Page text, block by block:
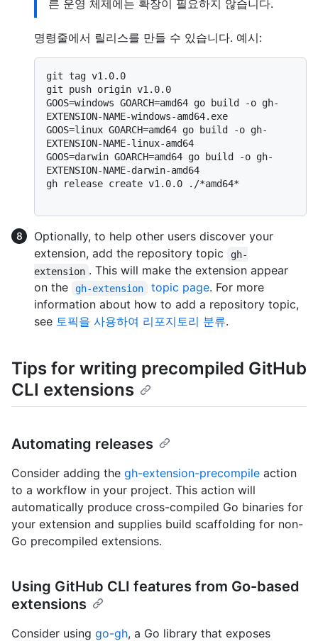
른 운영 체제에는 확장이 필요하지 않습니다.
명령줄에서 릴리스를 만들 수 있습니다. 예시:
git tag v1.0.0
git push origin v1.0.0
GOOS=windows GOARCH=amd64 go build -o gh-
EXTENSION-NAME-windows-amd64.exe
GOOS=linux GOARCH=amd64 go build -o gh-
EXTENSION-NAME-linux-amd64
GOOS=darwin GOARCH=amd64 go build -o gh-
EXTENSION-NAME-darwin-amd64
gh release create v1.0.0 ./*amd64*
Optionally, to help other users discover your
extension, add the repository topic
gh-
extension . This will make the extension appear
on the
gh-extension topic page. For more
information about how to add a repository topic,
see 토픽을 사용하여 리포지토리 분류.
Tips for writing precompiled GitHub
CLI extensions
Automating releases
Consider adding the gh-extension-precompile action
to a workflow in your project. This action will
automatically produce cross-compiled Go binaries for
your extension and supplies build scaffolding for non-
Go precompiled extensions.
Using GitHub CLI features from Go-based
extensions
Consider using go-gh, a Go library that exposes